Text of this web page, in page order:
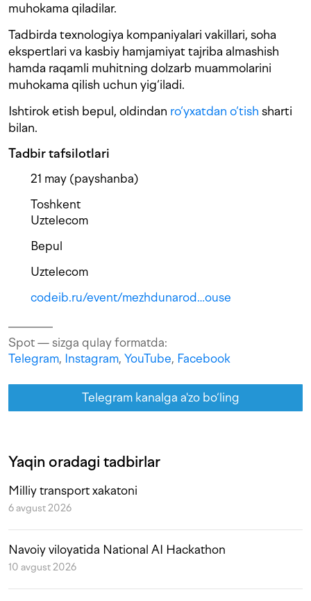
muhokama qiladilar.
Tadbirda texnologiya kompaniyalari vakillari, soha
ekspertlari va kasbiy hamjamiyat tajriba almashish
hamda raqamli muhitning dolzarb muammolarini
muhokama qilish uchun yig‘iladi.
Ishtirok etish bepul, oldindan ro‘yxatdan o‘tish sharti
bilan.
Tadbir tafsilotlari
21 may (payshanba)
Toshkent
Uztelecom
Bepul
Uztelecom
codeib.ru/event/mezhdunarod…ouse
Spot — sizga qulay formatda:
Telegram, Instagram, YouTube, Facebook
Telegram kanalga a'zo bo‘ling
Yaqin oradagi tadbirlar
Milliy transport xakatoni
6 avgust 2026
Navoiy viloyatida National AI Hackathon
10 avgust 2026